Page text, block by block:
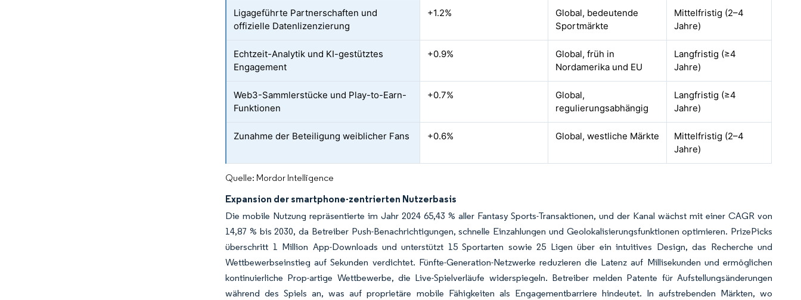
Ligageführte Partnerschaften und
offizielle Datenlizenzierung
+1.2%
Global, bedeutende
Sportmärkte
Mittelfristig (2–4
Jahre)
Echtzeit-Analytik und KI-gestütztes
Engagement
+0.9%
Global, früh in
Nordamerika und EU
Langfristig (≥4
Jahre)
Web3-Sammlerstücke und Play-to-Earn-
Funktionen
+0.7%
Global,
regulierungsabhängig
Langfristig (≥4
Jahre)
Zunahme der Beteiligung weiblicher Fans +0.6% Global, westliche Märkte
Mittelfristig (2–4
Jahre)
Quelle: Mordor Intelligence
Expansion der smartphone-zentrierten Nutzerbasis
Die mobile Nutzung repräsentierte im Jahr 2024 65,43 % aller Fantasy Sports-Transaktionen, und der Kanal wächst mit einer CAGR von
14,87 % bis 2030, da Betreiber Push-Benachrichtigungen, schnelle Einzahlungen und Geolokalisierungsfunktionen optimieren. PrizePicks
überschritt 1 Million App-Downloads und unterstützt 15 Sportarten sowie 25 Ligen über ein intuitives Design, das Recherche und
Wettbewerbseinstieg auf Sekunden verdichtet. Fünfte-Generation-Netzwerke reduzieren die Latenz auf Millisekunden und ermöglichen
kontinuierliche Prop-artige Wettbewerbe, die Live-Spielverläufe widerspiegeln. Betreiber melden Patente für Aufstellungsänderungen
während des Spiels an, was auf proprietäre mobile Fähigkeiten als Engagementbarriere hindeutet. In aufstrebenden Märkten, wo